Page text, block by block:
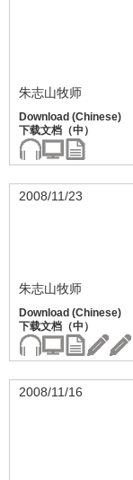
朱志山牧师
2008/11/23
朱志山牧师
2008/11/16